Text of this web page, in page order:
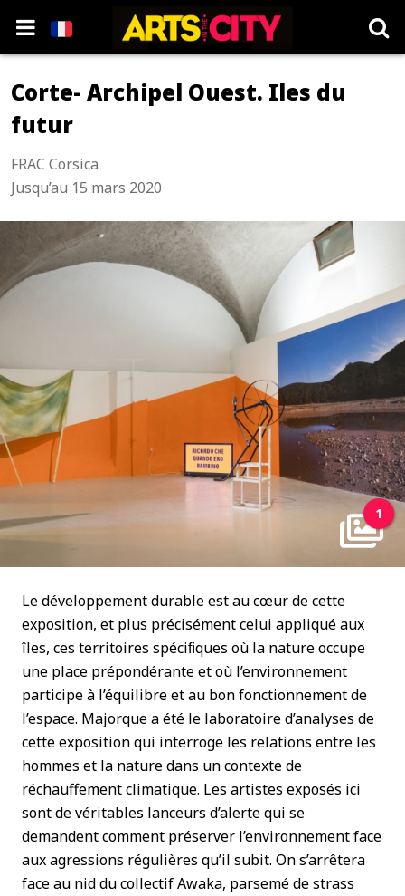
Corte- Archipel Ouest. Iles du
futur
FRAC Corsica
Jusqu’au 15 mars 2020
1
Le développement durable est au cœur de cette
exposition, et plus précisément celui appliqué aux
îles, ces territoires spéciﬁques où la nature occupe
une place prépondérante et où l’environnement
participe à l’équilibre et au bon fonctionnement de
l’espace. Majorque a été le laboratoire d’analyses de
cette exposition qui interroge les relations entre les
hommes et la nature dans un contexte de
réchauffement climatique. Les artistes exposés ici
sont de véritables lanceurs d’alerte qui se
demandent comment préserver l’environnement face
aux agressions régulières qu’il subit. On s’arrêtera
face au nid du collectif Awaka, parsemé de strass